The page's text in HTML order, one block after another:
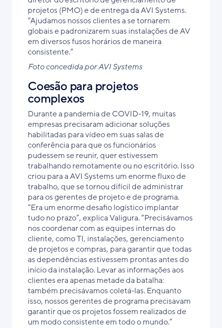
projetos (PMO) e de entrega da AVI Systems.
“Ajudamos nossos clientes a se tornarem
globais e padronizarem suas instalações de AV
em diversos fusos horários de maneira
consistente.”
Foto concedida por AVI Systems
Coesão para projetos
complexos
Durante a pandemia de COVID-19, muitas
empresas precisaram adicionar soluções
habilitadas para vídeo em suas salas de
conferência para que os funcionários
pudessem se reunir, quer estivessem
trabalhando remotamente ou no escritório. Isso
criou para a AVI Systems um enorme fluxo de
trabalho, que se tornou difícil de administrar
para os gerentes de projeto e de programa.
“Era um enorme desafio logístico implantar
tudo no prazo”, explica Valigura. “Precisávamos
nos coordenar com as equipes internas do
cliente, como TI, instalações, gerenciamento
de projetos e compras, para garantir que todas
as dependências estivessem prontas antes do
início da instalação. Levar as informações aos
clientes era apenas metade da batalha:
também precisávamos coletá-las. Enquanto
isso, nossos gerentes de programa precisavam
garantir que os projetos fossem realizados de
um modo consistente em todo o mundo.”